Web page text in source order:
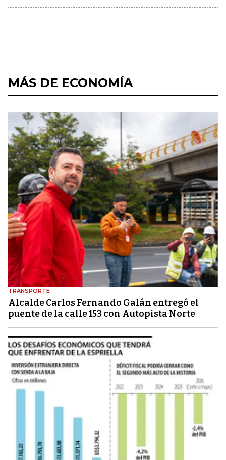
MÁS DE ECONOMÍA
TRANSPORTE
Alcalde Carlos Fernando Galán entregó el
puente de la calle 153 con Autopista Norte